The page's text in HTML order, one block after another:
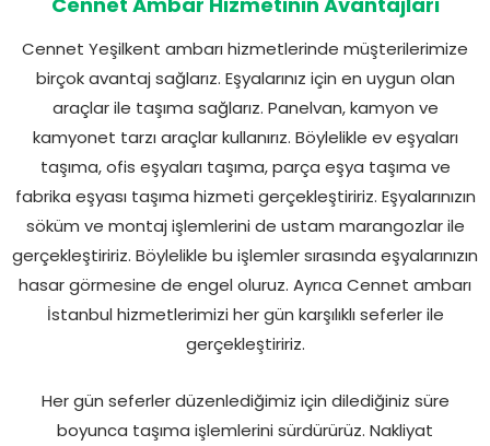
Cennet Yeşilkent ambarı hizmetlerinde müşterilerimize
birçok avantaj sağlarız. Eşyalarınız için en uygun olan
araçlar ile taşıma sağlarız. Panelvan, kamyon ve
kamyonet tarzı araçlar kullanırız. Böylelikle ev eşyaları
taşıma, ofis eşyaları taşıma, parça eşya taşıma ve
fabrika eşyası taşıma hizmeti gerçekleştiririz. Eşyalarınızın
söküm ve montaj işlemlerini de ustam marangozlar ile
gerçekleştiririz. Böylelikle bu işlemler sırasında eşyalarınızın
hasar görmesine de engel oluruz. Ayrıca Cennet ambarı
İstanbul hizmetlerimizi her gün karşılıklı seferler ile
gerçekleştiririz.
Her gün seferler düzenlediğimiz için dilediğiniz süre
boyunca taşıma işlemlerini sürdürürüz. Nakliyat